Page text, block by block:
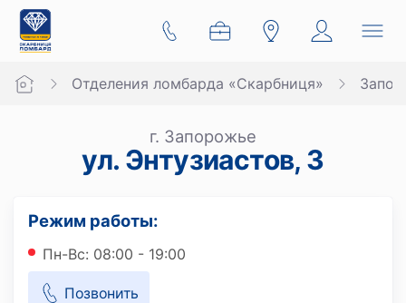
Отделения ломбарда «Скарбниця»
г. Запорожье
ул. Энтузиастов, 3
Режим работы:
Пн-Вс: 08:00 - 19:00
Позвонить